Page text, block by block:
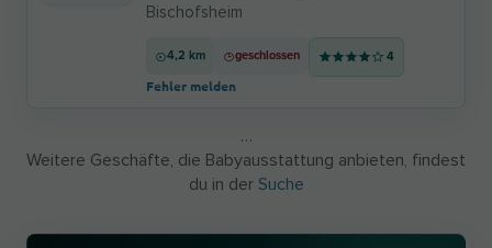
Bischofsheim
4,2 km geschlossen 4
Fehler melden
…
Weitere Geschäfte, die Babyausstattung anbieten, findest
du in der Suche